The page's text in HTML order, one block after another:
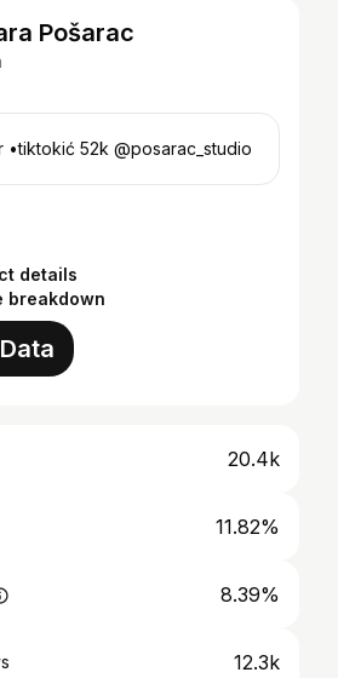
Pošarac
•tiktokić 52k @posarac_studio
details
breakdown
20.4k
11.82%
8.39%
12.3k